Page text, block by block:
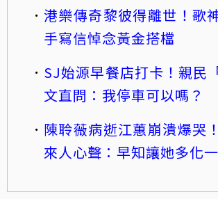
港樂傳奇黎彼得離世！歌
手寫信悼念黃金搭檔
SJ始源早餐店打卡！親民
文直問：我停車可以嗎？
陳聆薇病逝江蕙崩潰爆哭
來人心聲：早知讓她多化